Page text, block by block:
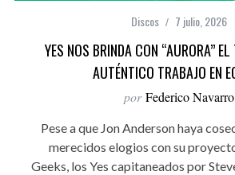
Discos 7 julio, 2026
YES NOS BRINDA CON “AURORA”
AUTÉNTICO TRABAJO EN
por Federico Navarro
Pese a que Jon Anderson haya
merecidos elogios con su
Geeks, los Yes capitaneados por